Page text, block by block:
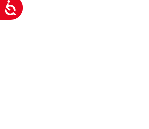
Acessibilidade